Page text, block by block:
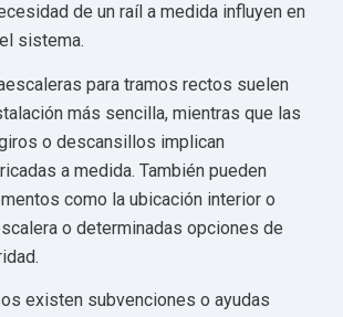
de un raíl a medida influyen en
sistema.
para tramos rectos suelen
más sencilla, mientras que las
o descansillos implican
a medida. También pueden
como la ubicación interior o
o determinadas opciones de
existen subvenciones o ayudas